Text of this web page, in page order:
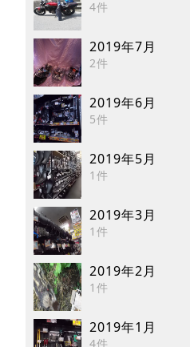
4件
2019年7月
2件
2019年6月
5件
2019年5月
1件
2019年3月
1件
2019年2月
1件
2019年1月
4件